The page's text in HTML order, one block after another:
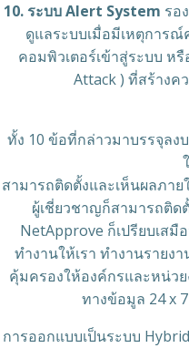
10. ระบบ Alert System รอ
ดูแลระบบเมื่อมีเหตุการณ์
คอมพิวเตอร์เข้าสู่ระบบ ห
Attack ) ที่สร้างค
ทั้ง 10 ข้อที่กล่าวมาบรรจุลง
สามารถติดตั้งและเห็นผลภา
ผู้เชี่ยวชาญก็สามารถติด
NetApprove ก็เปรียบเส
ทำงานให้เรา ทำงานรายง
คุ้มครองให้องค์กรและหน่ว
ทางข้อมูล 24 x
การออกแบบเป็นระบบ